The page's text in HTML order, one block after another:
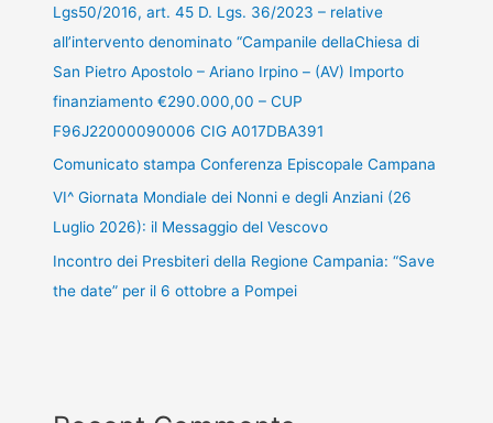
Lgs50/2016, art. 45 D. Lgs. 36/2023 – relative
all’intervento denominato “Campanile dellaChiesa di
San Pietro Apostolo – Ariano Irpino – (AV) Importo
finanziamento €290.000,00 – CUP
F96J22000090006 CIG A017DBA391
Comunicato stampa Conferenza Episcopale Campana
VI^ Giornata Mondiale dei Nonni e degli Anziani (26
Luglio 2026): il Messaggio del Vescovo
Incontro dei Presbiteri della Regione Campania: “Save
the date” per il 6 ottobre a Pompei